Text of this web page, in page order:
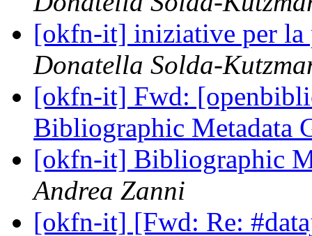
[okfn-it] iniziative per la
Donatella Solda-
[okfn-it] Fwd:
Bibliographic Metadata
[okfn-it] Bibliographic
Andrea Zanni
[okfn-it] [Fwd: Re: